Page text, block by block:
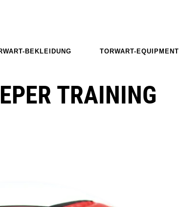
BEKLEIDUNG TORWART-EQUIPMENT
TRAINING